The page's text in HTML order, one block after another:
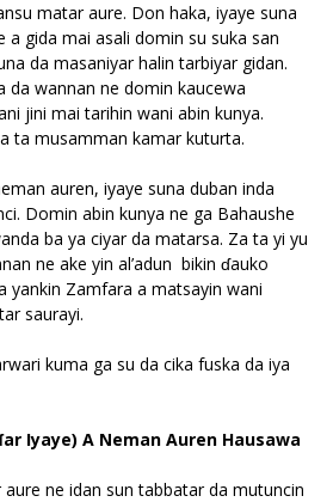
matar aure. Don haka, iyaye suna
a gida mai asali domin su suka san
da masaniyar halin tarbiyar gidan.
da wannan ne domin kaucewa
jini mai tarihin wani abin kunya.
ta musamman kamar kuturta.
auren, iyaye suna duban inda
Domin abin kunya ne ga Bahaushe
ba ya ciyar da matarsa. Za ta yi yu
ne ake yin al’adun bikin ɗauko
yankin Zamfara a matsayin wani
saurayi.
kuma ga su da cika fuska da iya
Iyaye) A Neman Auren Hausawa
ne idan sun tabbatar da mutuncin